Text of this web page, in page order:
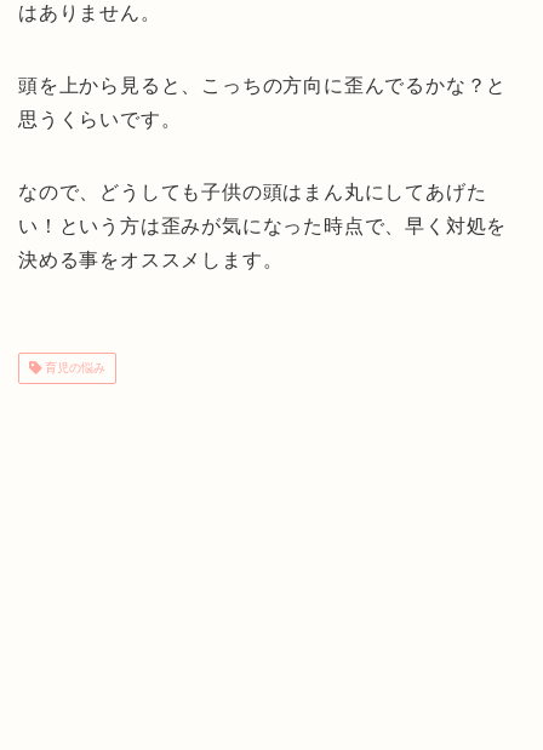
はありません。
頭を上から見ると、こっちの方向に歪んでるかな？と
思うくらいです。
なので、どうしても子供の頭はまん丸にしてあげた
い！という方は歪みが気になった時点で、早く対処を
決める事をオススメします。
育児の悩み